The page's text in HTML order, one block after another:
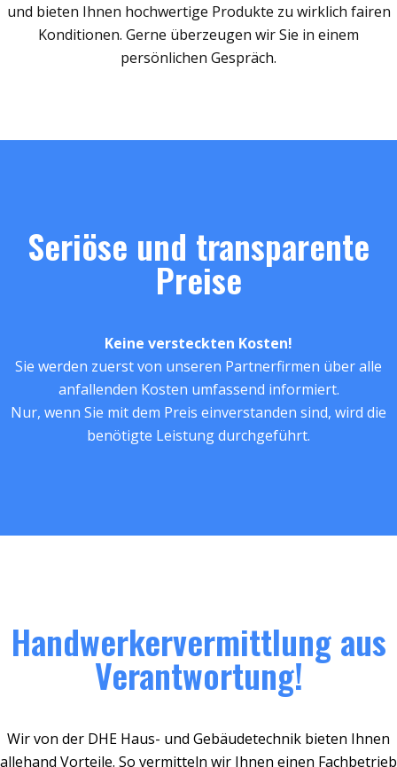
und bieten Ihnen hochwertige Produkte zu wirklich fairen
Konditionen. Gerne überzeugen wir Sie in einem
persönlichen Gespräch.
Seriöse und transparente
Preise
Keine versteckten Kosten!
Sie werden zuerst von unseren Partnerfirmen über alle
anfallenden Kosten umfassend informiert.
Nur, wenn Sie mit dem Preis einverstanden sind, wird die
benötigte Leistung durchgeführt.
Handwerkervermittlung aus
Verantwortung!
Wir von der DHE Haus- und Gebäudetechnik bieten Ihnen
allehand Vorteile. So vermitteln wir Ihnen einen Fachbetrieb